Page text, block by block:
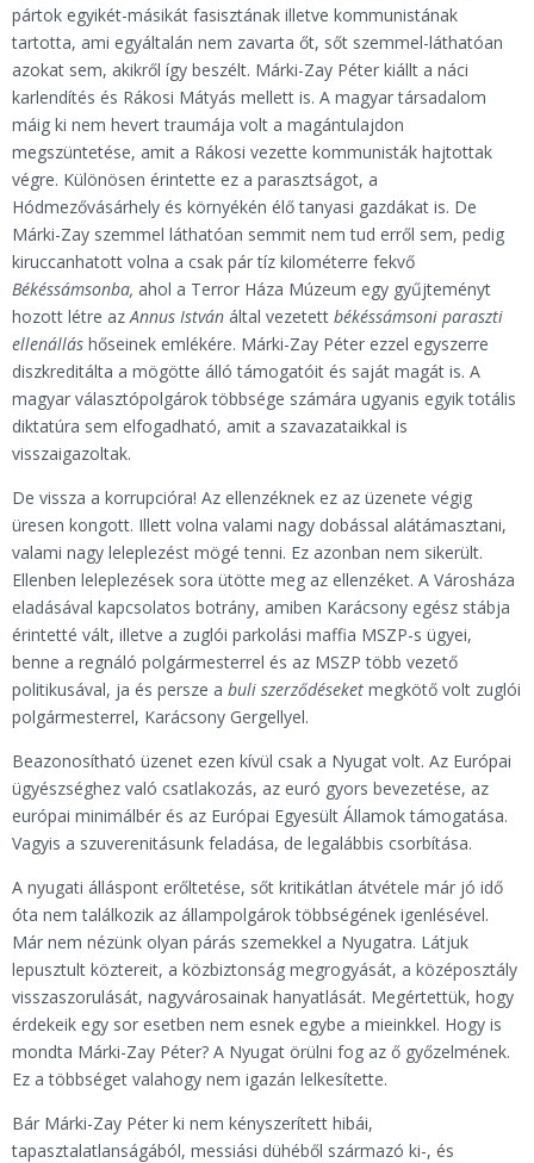
pártok egyikét-másikát fasisztának illetve kommunistának
tartotta, ami egyáltalán nem zavarta őt, sőt szemmel-láthatóan
azokat sem, akikről így beszélt. Márki-Zay Péter kiállt a náci
karlendítés és Rákosi Mátyás mellett is. A magyar társadalom
máig ki nem hevert traumája volt a magántulajdon
megszüntetése, amit a Rákosi vezette kommunisták hajtottak
végre. Különösen érintette ez a parasztságot, a
Hódmezővásárhely és környékén élő tanyasi gazdákat is. De
Márki-Zay szemmel láthatóan semmit nem tud erről sem, pedig
kiruccanhatott volna a csak pár tíz kilométerre fekvő
Békéssámsonba, ahol a Terror Háza Múzeum egy gyűjteményt
hozott létre azAnnus István által vezetett békéssámsoni paraszti
ellenállás hőseinek emlékére. Márki-Zay Péter ezzel egyszerre
diszkreditálta a mögötte álló támogatóit és saját magát is. A
magyar választópolgárok többsége számára ugyanis egyik totális
diktatúra sem elfogadható, amit a szavazataikkal is
visszaigazoltak.
De vissza a korrupcióra! Az ellenzéknek ez az üzenete végig
üresen kongott. Illett volna valami nagy dobással alátámasztani,
valami nagy leleplezést mögé tenni. Ez azonban nem sikerült.
Ellenben leleplezések sora ütötte meg az ellenzéket. A Városháza
eladásával kapcsolatos botrány, amiben Karácsony egész stábja
érintetté vált, illetve a zuglói parkolási maffia MSZP-s ügyei,
benne a regnáló polgármesterrel és az MSZP több vezető
politikusával, ja és persze a buli szerződéseket megkötő volt zuglói
polgármesterrel, Karácsony Gergellyel.
Beazonosítható üzenet ezen kívül csak a Nyugat volt. Az Európai
ügyészséghez való csatlakozás, az euró gyors bevezetése, az
európai minimálbér és az Európai Egyesült Államok támogatása.
Vagyis a szuverenitásunk feladása, de legalábbis csorbítása.
A nyugati álláspont erőltetése, sőt kritikátlan átvétele már jó idő
óta nem találkozik az állampolgárok többségének igenlésével.
Már nem nézünk olyan párás szemekkel a Nyugatra. Látjuk
lepusztult köztereit, a közbiztonság megrogyását, a középosztály
visszaszorulását, nagyvárosainak hanyatlását. Megértettük, hogy
érdekeik egy sor esetben nem esnek egybe a mieinkkel. Hogy is
mondta Márki-Zay Péter? A Nyugat örülni fog az ő győzelmének.
Ez a többséget valahogy nem igazán lelkesítette.
Bár Márki-Zay Péter ki nem kényszerített hibái,
tapasztalatlanságából, messiási dühéből származó ki-, és